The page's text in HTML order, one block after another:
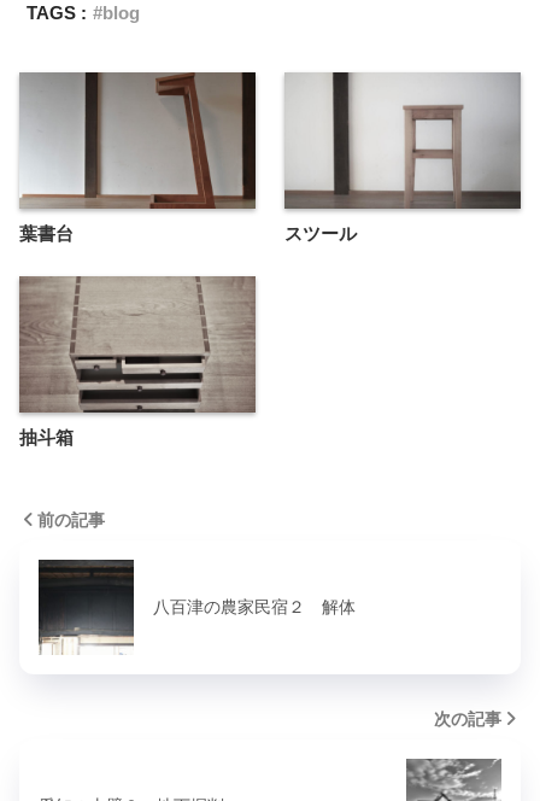
TAGS :
blog
葉書台 スツール
抽斗箱
前の記事
八百津の農家民宿２ 解体
次の記事